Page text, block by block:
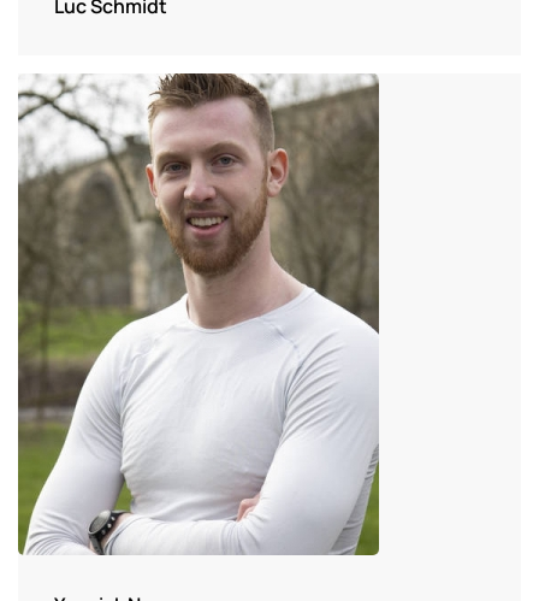
Luc Schmidt